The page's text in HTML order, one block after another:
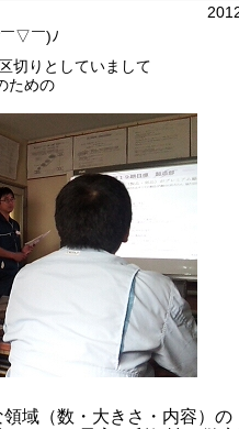
￣▽￣)ﾉ
切りとしていまして
ための
領域（数・大きさ・内容）の